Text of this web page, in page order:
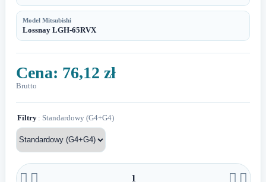
Model Mitsubishi
Lossnay LGH-65RVX
Cena: 76,12 zł
Brutto
Filtry : Standardowy (G4+G4)
   